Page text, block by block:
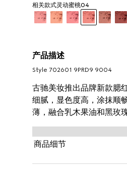
相关款式灵动蜜桃04
产品描述
Style ‎702601 9PRD9 9004
古驰美妆推出品牌新款腮
细腻，显色度高，涂抹顺
薄，融合乳木果油和黑玫瑰
新多用途腮红蜜粉，轻轻
商品细节